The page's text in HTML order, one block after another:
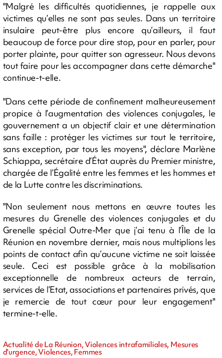
"Malgré les difficultés quotidiennes, je rappelle aux
victimes qu’elles ne sont pas seules. Dans un territoire
insulaire peut-être plus encore qu’ailleurs, il faut
beaucoup de force pour dire stop, pour en parler, pour
porter plainte, pour quitter son agresseur. Nous devons
tout faire pour les accompagner dans cette démarche"
continue-t-elle.
"Dans cette période de confinement malheureusement
propice à l’augmentation des violences conjugales, le
gouvernement a un objectif clair et une détermination
sans faille : protéger les victimes sur tout le territoire,
sans exception, par tous les moyens", déclare Marlène
Schiappa, secrétaire d’État auprès du Premier ministre,
chargée de l’Égalité entre les femmes et les hommes et
de la Lutte contre les discriminations.
"Non seulement nous mettons en œuvre toutes les
mesures du Grenelle des violences conjugales et du
Grenelle spécial Outre-Mer que j’ai tenu à l’Île de la
Réunion en novembre dernier, mais nous multiplions les
points de contact afin qu’aucune victime ne soit laissée
seule. Ceci est possible grâce à la mobilisation
exceptionnelle de nombreux acteurs de terrain,
services de l’Etat, associations et partenaires privés, que
je remercie de tout cœur pour leur engagement"
termine-t-elle.
Actualité de La Réunion, Violences intrafamiliales, Mesures
d'urgence, Violences, Femmes